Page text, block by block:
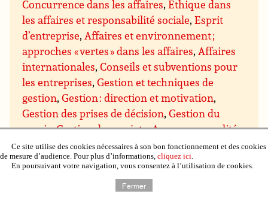
Concurrence dans les affaires,Ethique dans
les affaires et responsabilité sociale,Esprit
d’entreprise,Affaires et environnement ;
approches « vertes » dans les affaires,Affaires
internationales,Conseils et subventions pour
les entreprises,Gestion et techniques de
gestion,Gestion : direction et motivation,
Gestion des prises de décision,Gestion du
savoir,Gestion des projets,Assurance qualité
et qualité totale,Gestion du temps,Gestion de
domaines particuliers,Gestion budgétaire et
Gestion du personnel et des
ressources humaines,Gestion de l’immobilier,
Ce site utilise des cookies nécessaires à son bon fonctionnement et des cookies
de mesure d’audience. Pour plus d’informations, cliquez ici.
En poursuivant votre navigation, vous consentez à l’utilisation de cookies.
Fermer